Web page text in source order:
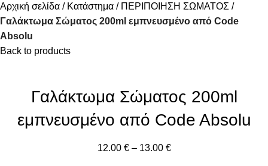
Αρχική σελίδα
Κατάστημα
ΠΕΡΙΠΟΙΗΣΗ ΣΩΜΑΤΟΣ
Γαλάκτωμα Σώματος 200ml εμπνευσμένο από Code
Absolu
Back to products
Γαλάκτωμα Σώματος 200ml
εμπνευσμένο από Code Absolu
12.00 € – 13.00 €